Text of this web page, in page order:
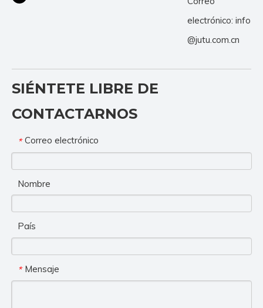
electrónico: info
@jutu.com.cn
SIÉNTETE LIBRE DE
CONTACTARNOS
* Correo electrónico
Nombre
País
* Mensaje